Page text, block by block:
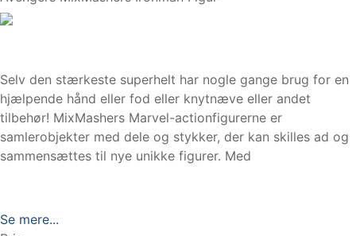
Selv den stærkeste superhelt har nogle gange brug for en
hjælpende hånd eller fod eller knytnæve eller andet
tilbehør! MixMashers Marvel-actionfigurerne er
samlerobjekter med dele og stykker, der kan skilles ad og
sammensættes til nye unikke figurer. Med
Se mere...